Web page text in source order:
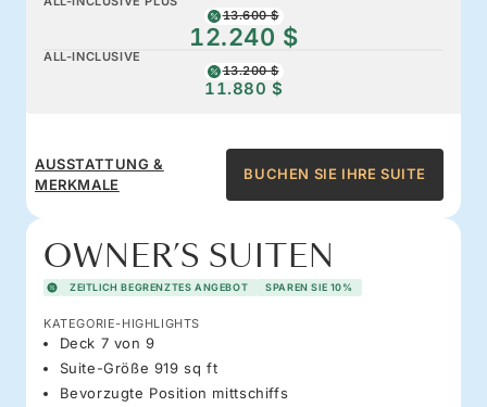
13.600 $
12.240 $
ALL-INCLUSIVE
13.200 $
11.880 $
AUSSTATTUNG &
MERKMALE
BUCHEN SIE IHRE SUITE
OWNER’S SUITEN
ZEITLICH BEGRENZTES ANGEBOT SPAREN SIE 10%
KATEGORIE-HIGHLIGHTS
Deck 7 von 9
Suite-Größe 919 sq ft
Bevorzugte Position mittschiffs